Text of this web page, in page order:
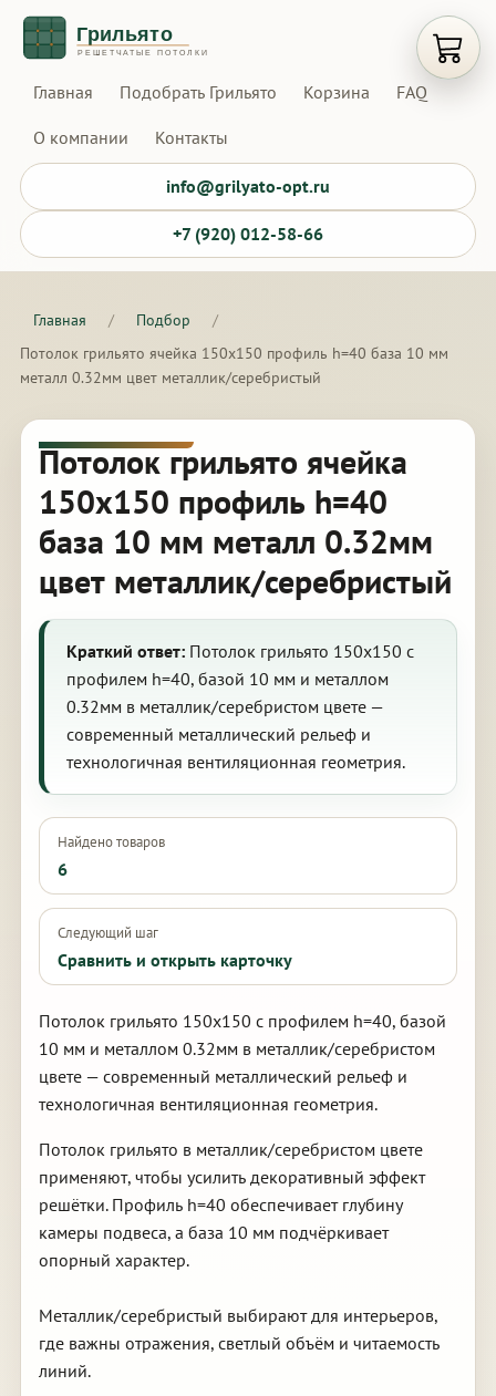
Главная Подобрать Грильято Корзина FAQ
О компании Контакты
info@grilyato-opt.ru
+7 (920) 012-58-66
Главная / Подбор
/
Потолок грильято ячейка 150х150 профиль h=40 база 10 мм
металл 0.32мм цвет металлик/серебристый
Потолок грильято ячейка
150х150 профиль h=40
база 10 мм металл 0.32мм
цвет металлик/серебристый
Краткий ответ:Потолок грильято 150х150 с
профилем h=40, базой 10 мм и металлом
0.32мм в металлик/серебристом цвете —
современный металлический рельеф и
технологичная вентиляционная геометрия.
Найдено товаров
6
Следующий шаг
Сравнить и открыть карточку
Потолок грильято 150х150 с профилем h=40, базой
10 мм и металлом 0.32мм в металлик/серебристом
цвете — современный металлический рельеф и
технологичная вентиляционная геометрия.
Потолок грильято в металлик/серебристом цвете
применяют, чтобы усилить декоративный эффект
решётки. Профиль h=40 обеспечивает глубину
камеры подвеса, а база 10 мм подчёркивает
опорный характер.
Металлик/серебристый выбирают для интерьеров,
где важны отражения, светлый объём и читаемость
линий.